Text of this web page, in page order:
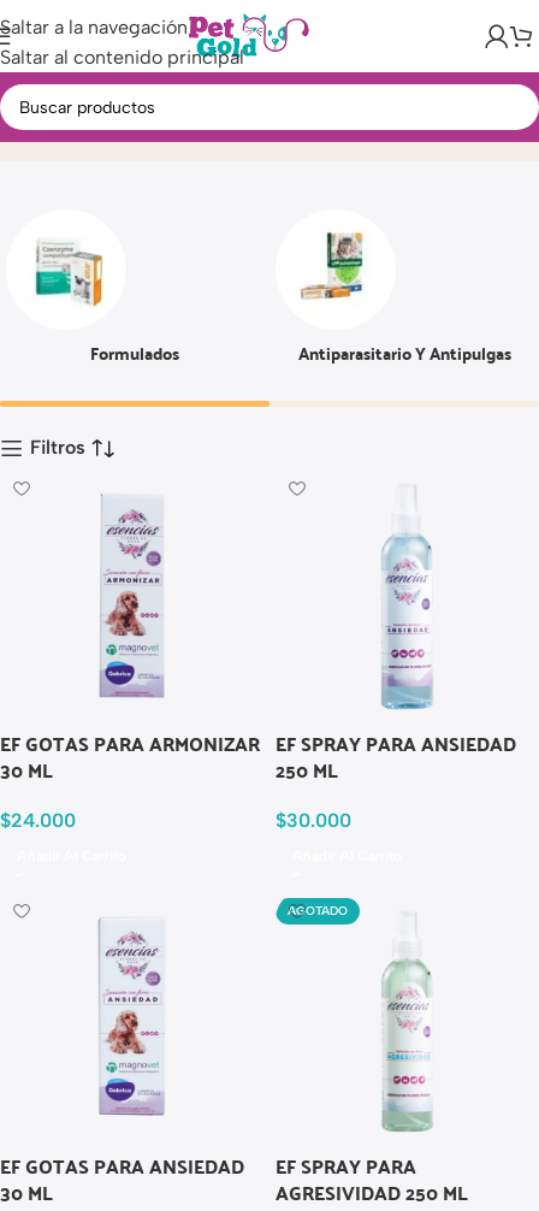
Saltar a la navegación
Saltar al contenido principal
FarmaciaInicio Producto Página 15
Formulados Antiparasitario Y Antipulgas
Filtros
EF GOTAS PARA ARMONIZAR
30 ML
$24.000
EF SPRAY PARA ANSIEDAD
250 ML
$30.000
EF GOTAS PARA ANSIEDAD
30 ML
AGOTADO
EF SPRAY PARA
AGRESIVIDAD 250 ML